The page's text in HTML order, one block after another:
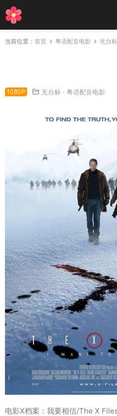
当前位置： 首页 粤语配音电影 无台标
1080P 无台标 · 粤语配音电影
电影X档案：我要相信/The X